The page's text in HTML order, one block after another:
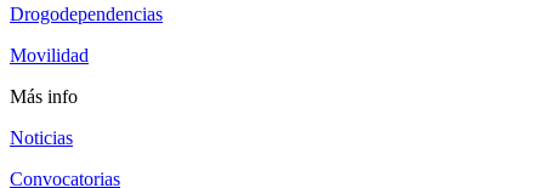
Drogodependencias
Movilidad
Más info
Noticias
Convocatorias